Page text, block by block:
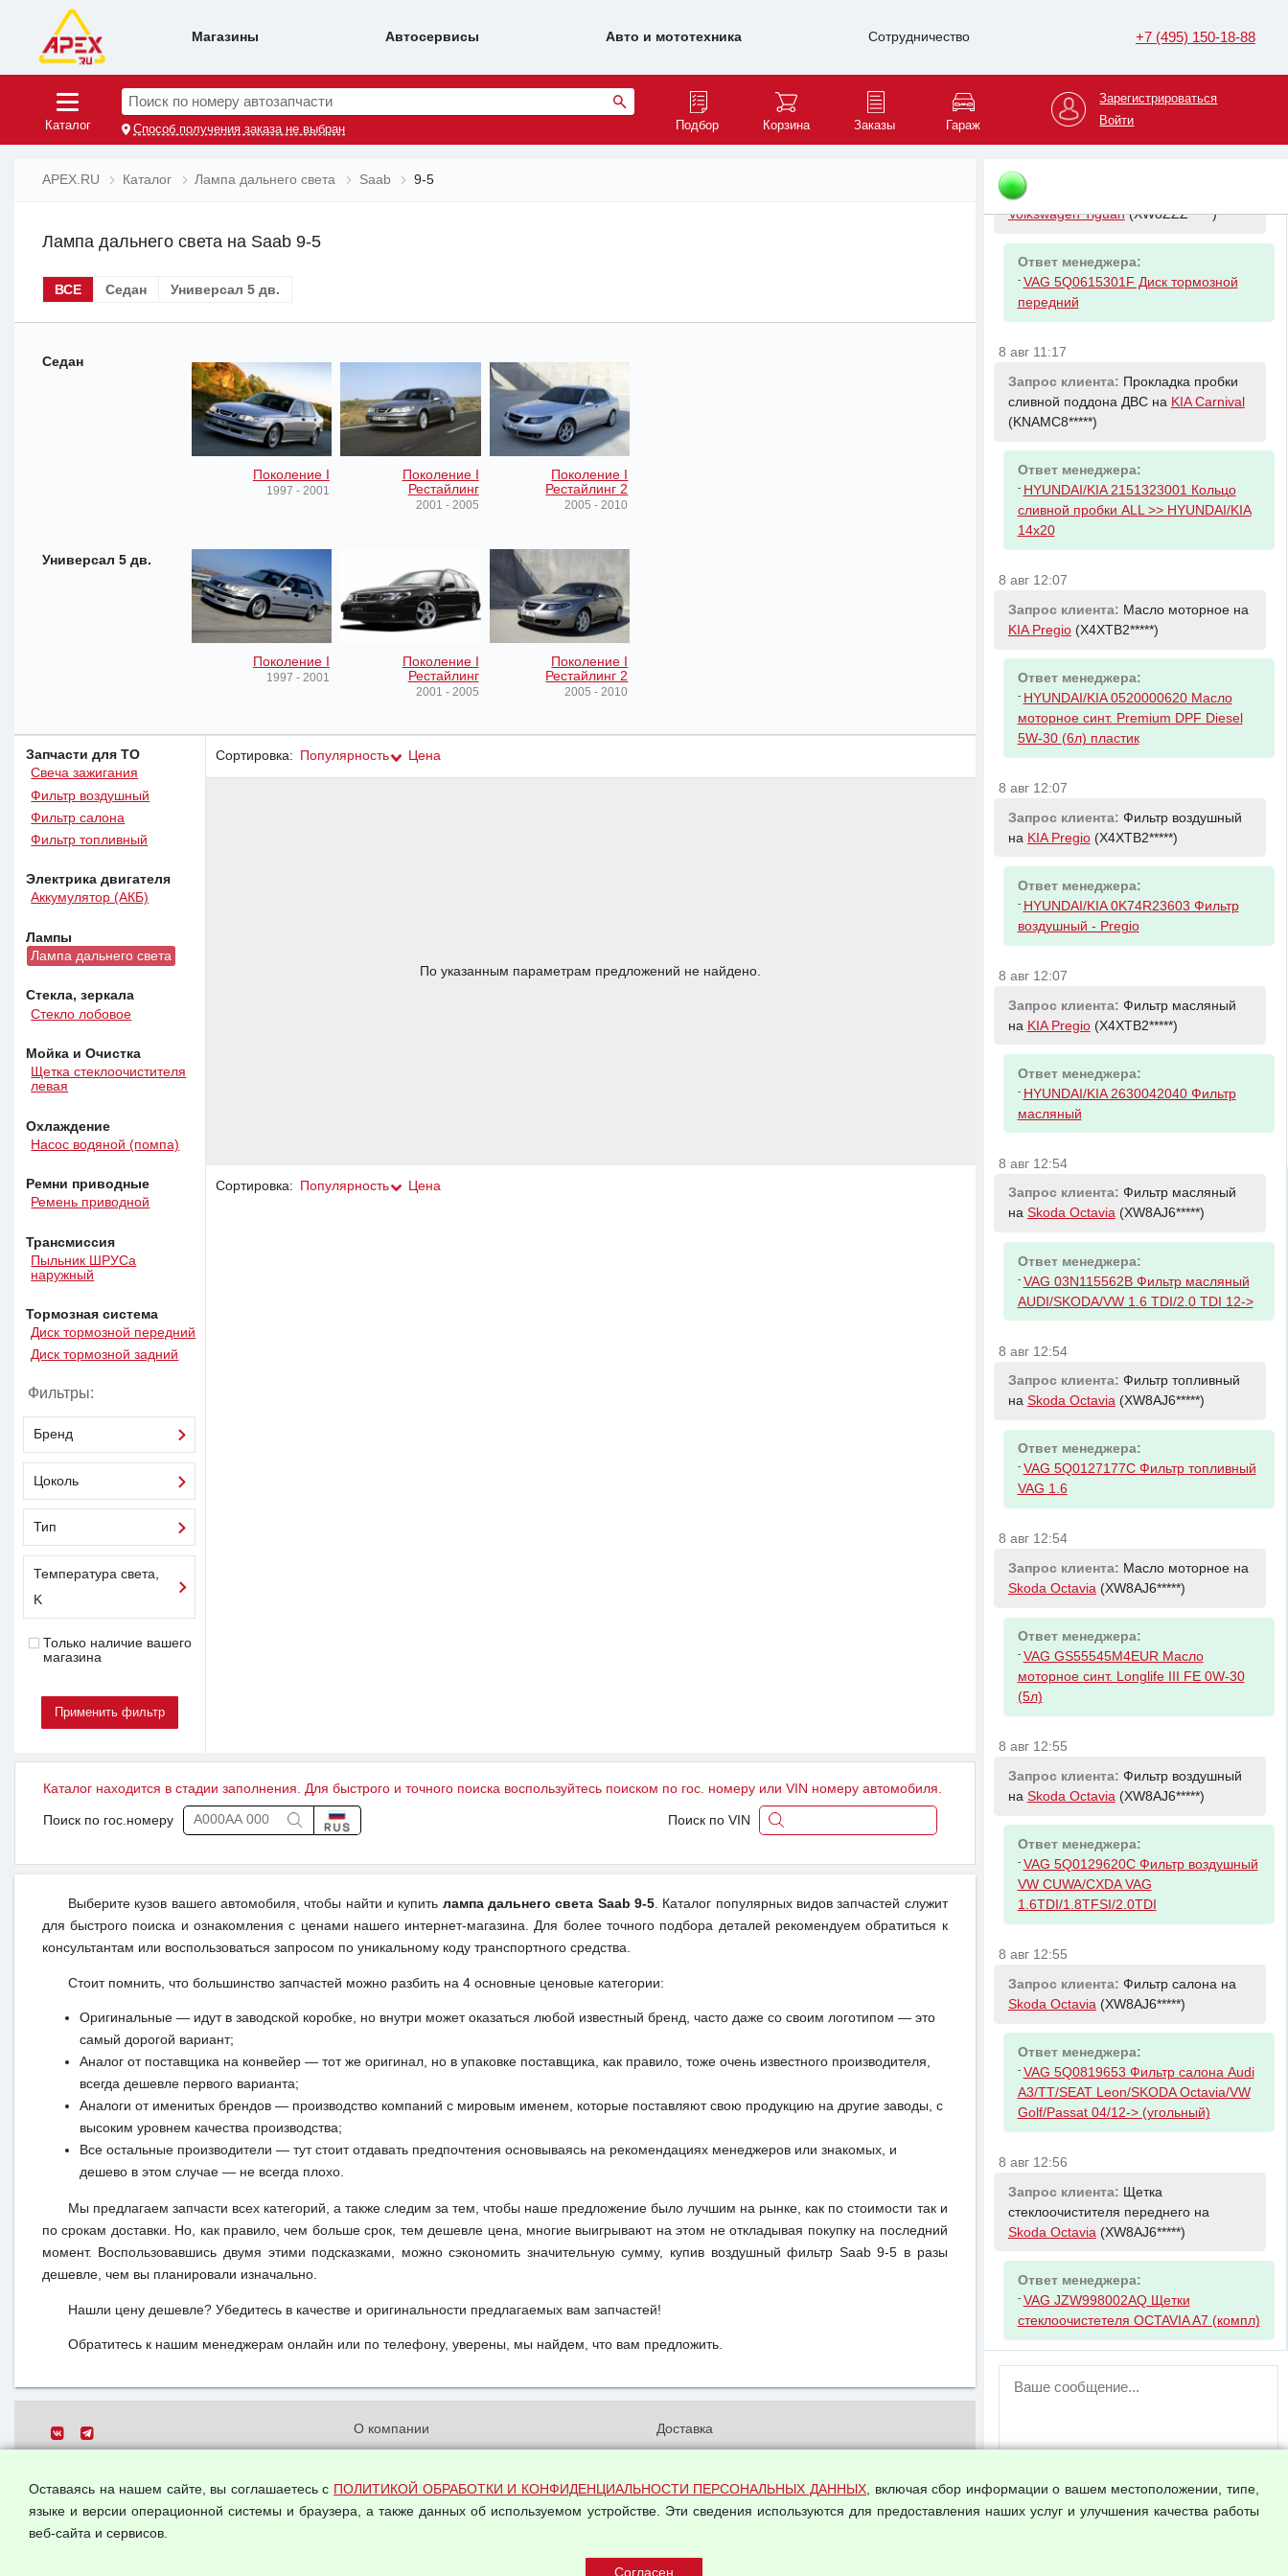
Магазины Автосервисы Авто и мототехника Сотрудничество +7 (495) 150-18-88
Каталог
Поиск по номеру автозапчасти
Способ получения заказа не выбран Подбор Корзина Заказы Гараж
Зарегистрироваться
Войти
APEX.RU Каталог Лампа дальнего света Saab 9-5
Лампа дальнего света на Saab 9-5
ВСЕ Седан Универсал 5 дв.
Седан
Поколение I
1997 - 2001
Поколение I
Рестайлинг
2001 - 2005
Поколение I
Рестайлинг 2
2005 - 2010
Универсал 5 дв.
Поколение I
1997 - 2001
Поколение I
Рестайлинг
2001 - 2005
Поколение I
Рестайлинг 2
2005 - 2010
Запчасти для ТО
Свеча зажигания
Фильтр воздушный
Фильтр салона
Фильтр топливный
Электрика двигателя
Аккумулятор (АКБ)
Лампы
Лампа дальнего света
Стекла, зеркала
Стекло лобовое
Мойка и Очистка
Щетка стеклоочистителя
левая
Охлаждение
Насос водяной (помпа)
Ремни приводные
Ремень приводной
Трансмиссия
Пыльник ШРУСа
наружный
Тормозная система
Диск тормозной передний
Диск тормозной задний
Фильтры:
Бренд
Цоколь
Тип
Температура света,
K
Только наличие вашего
магазина
Сортировка: Популярность Цена
По указанным параметрам предложений не найдено.
Сортировка: Популярность Цена
Каталог находится в стадии заполнения. Для быстрого и точного поиска воспользуйтесь поиском по гос. номеру или VIN номеру автомобиля.
Поиск по гос.номеру Поиск по VIN
Выберите кузов вашего автомобиля, чтобы найти и купить лампа дальнего света Saab 9-5. Каталог популярных видов запчастей служит
для быстрого поиска и ознакомления с ценами нашего интернет-магазина. Для более точного подбора деталей рекомендуем обратиться к
консультантам или воспользоваться запросом по уникальному коду транспортного средства.
Стоит помнить, что большинство запчастей можно разбить на 4 основные ценовые категории:
Оригинальные — идут в заводской коробке, но внутри может оказаться любой известный бренд, часто даже со своим логотипом — это
самый дорогой вариант;
Аналог от поставщика на конвейер — тот же оригинал, но в упаковке поставщика, как правило, тоже очень известного производителя,
всегда дешевле первого варианта;
Аналоги от именитых брендов — производство компаний с мировым именем, которые поставляют свою продукцию на другие заводы, с
высоким уровнем качества производства;
Все остальные производители — тут стоит отдавать предпочтения основываясь на рекомендациях менеджеров или знакомых, и
дешево в этом случае — не всегда плохо.
Мы предлагаем запчасти всех категорий, а также следим за тем, чтобы наше предложение было лучшим на рынке, как по стоимости так и
по срокам доставки. Но, как правило, чем больше срок, тем дешевле цена, многие выигрывают на этом не откладывая покупку на последний
момент. Воспользовавшись двумя этими подсказками, можно сэкономить значительную сумму, купив воздушный фильтр Saab 9-5 в разы
дешевле, чем вы планировали изначально.
Нашли цену дешевле? Убедитесь в качестве и оригинальности предлагаемых вам запчастей!
Обратитесь к нашим менеджерам онлайн или по телефону, уверены, мы найдем, что вам предложить.
Все права защищены.
О компании
данных
Доставка
Оплата и возвраты
Арендодателям
Оставаясь на нашем сайте, вы соглашаетесь с ПОЛИТИКОЙ ОБРАБОТКИ И КОНФИДЕНЦИАЛЬНОСТИ ПЕРСОНАЛЬНЫХ ДАННЫХ, включая сбор информации о вашем местоположении, типе,
языке и версии операционной системы и браузера, а также данных об используемом устройстве. Эти сведения используются для предоставления наших услуг и улучшения качества работы
веб-сайта и сервисов.
HYUNDAI/KIA 54626A9000 ДЕМПФЕР
АМОРТИЗАТОРА
8 авг 11:09
Запрос клиента:
тормозные диски на
Volkswagen Tiguan(XW8ZZZ*****)
Ответ менеджера:
- VAG 5Q0615301F Диск тормозной
передний
8 авг 11:17
Запрос клиента: Прокладка пробки
сливной поддона ДВС на KIA Carnival
(KNAMC8*****)
Ответ менеджера:
- HYUNDAI/KIA 2151323001 Кольцо
сливной пробки ALL >> HYUNDAI/KIA
14x20
8 авг 12:07
Запрос клиента: Масло моторное на
KIA Pregio(X4XTB2*****)
Ответ менеджера:
- HYUNDAI/KIA 0520000620 Масло
моторное синт. Premium DPF Diesel
5W-30 (6л) пластик
8 авг 12:07
Запрос клиента: Фильтр воздушный
на KIA Pregio(X4XTB2*****)
Ответ менеджера:
- HYUNDAI/KIA 0K74R23603 Фильтр
воздушный - Pregio
8 авг 12:07
Запрос клиента: Фильтр масляный
на KIA Pregio(X4XTB2*****)
Ответ менеджера:
- HYUNDAI/KIA 2630042040 Фильтр
масляный
8 авг 12:54
Запрос клиента: Фильтр масляный
на Skoda Octavia(XW8AJ6*****)
Ответ менеджера:
- VAG 03N115562B Фильтр масляный
AUDI/SKODA/VW 1.6 TDI/2.0 TDI 12->
8 авг 12:54
Запрос клиента: Фильтр топливный
на Skoda Octavia(XW8AJ6*****)
Ответ менеджера:
- VAG 5Q0127177C Фильтр топливный
VAG 1.6
8 авг 12:54
Запрос клиента: Масло моторное на
Skoda Octavia(XW8AJ6*****)
Ответ менеджера:
- VAG GS55545M4EUR Масло
моторное синт. Longlife III FE 0W-30
(5л)
8 авг 12:55
Запрос клиента: Фильтр воздушный
на Skoda Octavia (XW8AJ6*****)
Ответ менеджера:
- VAG 5Q0129620C Фильтр воздушный
VW CUWA/CXDA VAG
1.6TDI/1.8TFSI/2.0TDI
8 авг 12:55
Запрос клиента: Фильтр салона на
Skoda Octavia (XW8AJ6*****)
Ответ менеджера:
- VAG 5Q0819653 Фильтр салона Audi
A3/TT/SEAT Leon/SKODA Octavia/VW
Golf/Passat 04/12-> (угольный)
8 авг 12:56
Запрос клиента: Щетка
стеклоочистителя переднего на
Skoda Octavia (XW8AJ6*****)
Ответ менеджера:
- VAG JZW998002AQ Щетки
стеклоочистетеля OCTAVIA A7 (компл)
ВНИМАНИЕ!
пользователей временно отключена!
аккаунт.